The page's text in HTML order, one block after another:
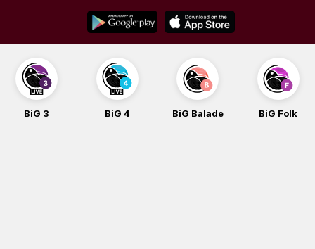
content
BiG 3 BiG 4 BiG Balade BiG Folk